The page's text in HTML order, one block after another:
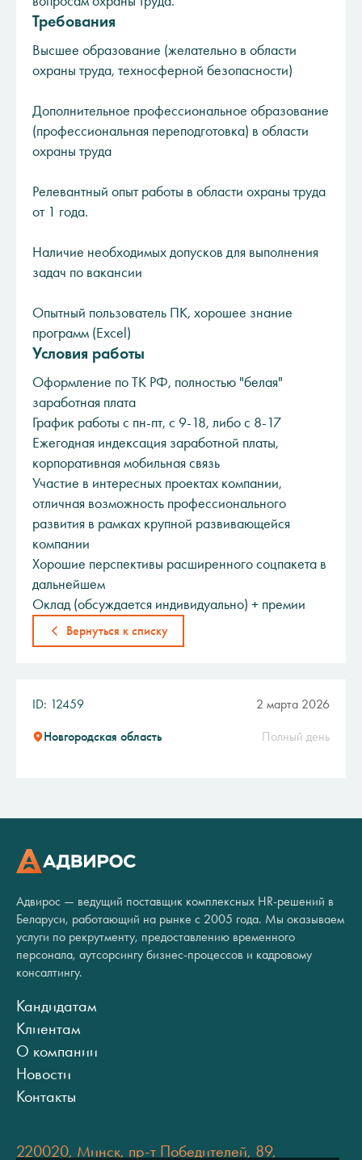
Требования
Высшее образование (желательно в области
охраны труда, техносферной безопасности)
Дополнительное профессиональное образование
(профессиональная переподготовка) в области
охраны труда
Релевантный опыт работы в области охраны труда
от 1 года.
Наличие необходимых допусков для выполнения
задач по вакансии
Опытный пользователь ПК, хорошее знание
программ (Excel)
Условия работы
Оформление по ТК РФ, полностью "белая"
заработная плата
График работы с пн-пт, с 9-18, либо с 8-17
Ежегодная индексация заработной платы,
корпоративная мобильная связь
Участие в интересных проектах компании,
отличная возможность профессионального
развития в рамках крупной развивающейся
компании
Хорошие перспективы расширенного соцпакета в
дальнейшем
Оклад (обсуждается индивидуально) + премии
Вернуться к списку
ID: 12459 2 марта 2026
Новгородская область Полный день
Адвирос — ведущий поставщик комплексных HR-решений в
Беларуси, работающий на рынке с 2005 года. Мы оказываем
услуги по рекрутменту, предоставлению временного
персонала, аутсорсингу бизнес-процессов и кадровому
консалтингу.
Кандидатам
Клиентам
О компании
Новости
Контакты
220020, Минск, пр-т Победителей, 89,